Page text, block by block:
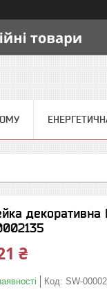
декоративна
₴
Код: SW-